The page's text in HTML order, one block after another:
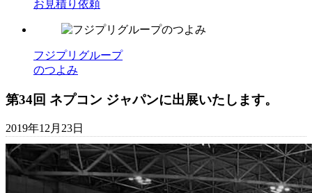
お見積り依頼
フジプリグループ
のつよみ
第34回 ネプコン ジャパンに出展いたします。
2019年12月23日